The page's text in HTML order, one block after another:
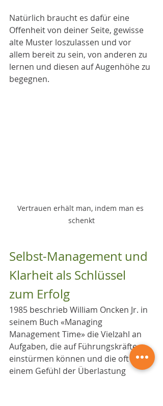
Natürlich braucht es dafür eine
Offenheit von deiner Seite, gewisse
alte Muster loszulassen und vor
allem bereit zu sein, von anderen zu
lernen und diesen auf Augenhöhe zu
begegnen.
Vertrauen erhält man, indem man es
schenkt
Selbst-Management und
Klarheit als Schlüssel
zum Erfolg
1985 beschrieb William Oncken Jr. in
seinem Buch «Managing
Management Time» die Vielzahl an
Aufgaben, die auf Führungskräfte
einstürmen können und die oft zu
einem Gefühl der Überlastung